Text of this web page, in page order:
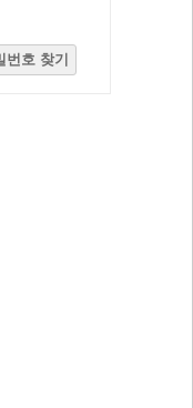
번호 찾기